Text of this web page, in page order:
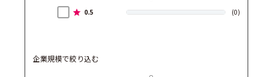
0.5 (0)
企業規模で絞り込む